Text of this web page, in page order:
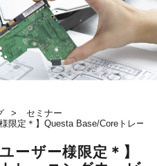
セミナー
様限定＊】Questa Base/Coreトレー
ーザー様限定＊】